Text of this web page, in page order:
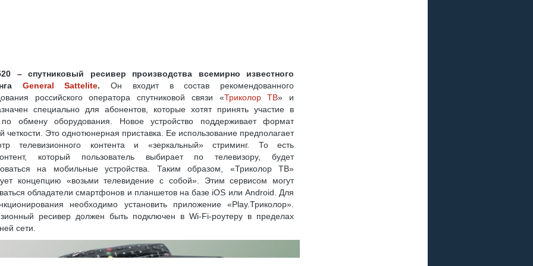
W7 (36.0° В. Д.)
ИЗОБРАЖЕНИЕ
РЕСИВЕРОМ (СТАНДАРТ DVB-S/S2)
РЫБАЛКИ, НАСТРОЙКА СПУТНИКОВОЙ РЫБАЛКИ
СПУТНИКОВЫЕ ПРОВАЙДЕРЫ ПОЧЕМУ У РЕСИВЕРОВ ДВА КОНВЕРТЕРНЫХ РАЗЪЕМА ?
CI+ ДЛЯ ПРОСМОТРА ТРИКОЛОР ТВ НА ТЕЛЕВИЗОРЕ С DVB-S2
ТВ КАК ПЕРЕВЕСТИ 3G(4G)-МОДЕМ В РЕЖИМ «ТОЛЬКО МОДЕМ»
ПИТАНИЯ USB-COM (RS-232) ПЕРЕХОДНИК: ДЕЛАЕМ САМОСТОЯТЕЛЬНО
ТРИКОЛОР ТВ НА РЕСИВЕРАХ GS E501/GS C591, GS U510, GS U210, GS B210, GS B211
«OTAU TV»
ЛИЧНОЙ БЕЗОПАСНОСТИ ОБЛАДАТЕЛЕЙ ТЕЛЕВИЗОРОВ
8K ULTRA HD: ЧТО ЭТО
TOPFIELD
– спутниковый ресивер производства всемирно известного
General Sattelite. Он входит в состав рекомендованного
российского оператора спутниковой связи «Триколор ТВ» и
специально для абонентов, которые хотят принять участие в
обмену оборудования. Новое устройство поддерживает формат
четкости. Это однотюнерная приставка. Ее использование предполагает
телевизионного контента и «зеркальный» стриминг. То есть
который пользователь выбирает по телевизору, будет
на мобильные устройства. Таким образом, «Триколор ТВ»
концепцию «возьми телевидение с собой». Этим сервисом могут
обладатели смартфонов и планшетов на базе iOS или Android. Для
необходимо установить приложение «Play.Триколор».
ресивер должен быть подключен в Wi-Fi-роутеру в пределах
сети.